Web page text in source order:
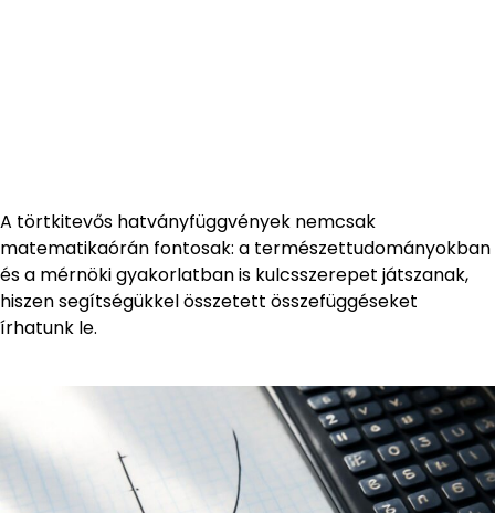
A törtkitevős hatványfüggvények nemcsak
matematikaórán fontosak: a természettudományokban
és a mérnöki gyakorlatban is kulcsszerepet játszanak,
hiszen segítségükkel összetett összefüggéseket
írhatunk le.